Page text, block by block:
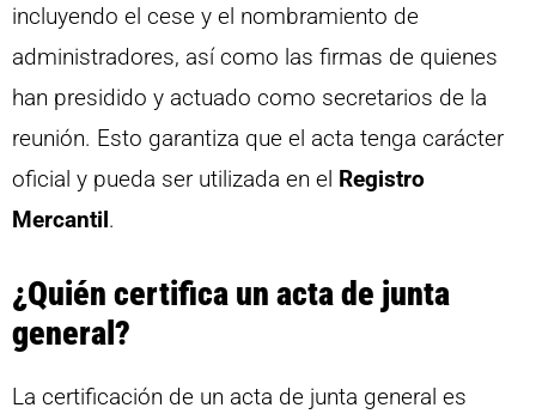
incluyendo el cese y el nombramiento de
administradores, así como las firmas de quienes
han presidido y actuado como secretarios de la
reunión. Esto garantiza que el acta tenga carácter
oficial y pueda ser utilizada en el Registro
Mercantil.
¿Quién certifica un acta de junta
general?
La certificación de un acta de junta general es